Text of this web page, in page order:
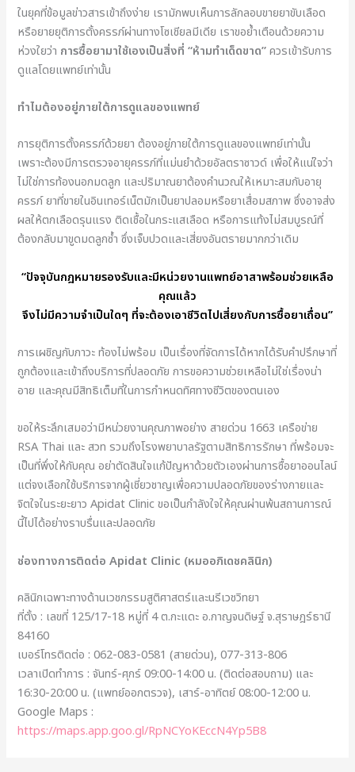
ในยุคที่ข้อมูลข่าวสารเข้าถึงง่าย เรามักพบเห็นการลักลอบขายยาขับเลือด
หรือยายยุติการตั้งครรภ์ผ่านทางโซเชียลมีเดีย เราขอย้ำเตือนด้วยความ
ห่วงใยว่า การซื้อยามาใช้เองเป็นสิ่งที่ “ห้ามทำเด็ดขาด”ควรเข้ารับการ
ดูแลโดยแพทย์เท่านั้น
ทำไมต้องอยู่ภายใต้การดูแลของแพทย์
การยุติการตั้งครรภ์ด้วยยา ต้องอยู่ภายใต้การดูแลของแพทย์เท่านั้น
เพราะต้องมีการตรวจอายุครรภ์ที่แม่นยำด้วยอัลตราซาวด์ เพื่อให้แน่ใจว่า
ไม่ใช่การท้องนอกมดลูก และปริมาณยาต้องคำนวณให้เหมาะสมกับอายุ
ครรภ์ ยาที่ขายในอินเทอร์เน็ตมักเป็นยาปลอมหรือยาเสื่อมสภาพ ซึ่งอาจส่ง
ผลให้ตกเลือดรุนแรง ติดเชื้อในกระแสเลือด หรือการแท้งไม่สมบูรณ์ที่
ต้องกลับมาขูดมดลูกซ้ำ ซึ่งเจ็บปวดและเสี่ยงอันตรายมากกว่าเดิม
“ปัจจุบันกฎหมายรองรับและมีหน่วยงานแพทย์อาสาพร้อมช่วยเหลือ
คุณแล้ว
จึงไม่มีความจำเป็นใดๆ ที่จะต้องเอาชีวิตไปเสี่ยงกับการซื้อยาเถื่อน”
การเผชิญกับภาวะ ท้องไม่พร้อม เป็นเรื่องที่จัดการได้หากได้รับคำปรึกษาที่
ถูกต้องและเข้าถึงบริการที่ปลอดภัย การขอความช่วยเหลือไม่ใช่เรื่องน่า
อาย และคุณมีสิทธิเต็มที่ในการกำหนดทิศทางชีวิตของตนเอง
ขอให้ระลึกเสมอว่ามีหน่วยงานคุณภาพอย่าง สายด่วน 1663 เครือข่าย
RSA Thai และ สวท รวมถึงโรงพยาบาลรัฐตามสิทธิการรักษา ที่พร้อมจะ
เป็นที่พึ่งให้กับคุณ อย่าตัดสินใจแก้ปัญหาด้วยตัวเองผ่านการซื้อยาออนไลน์
แต่จงเลือกใช้บริการจากผู้เชี่ยวชาญเพื่อความปลอดภัยของร่างกายและ
จิตใจในระยะยาว Apidat Clinic ขอเป็นกำลังใจให้คุณผ่านพ้นสถานการณ์
นี้ไปได้อย่างราบรื่นและปลอดภัย
ช่องทางการติดต่อ Apidat Clinic (หมออภิเดชคลินิก)
คลินิกเฉพาะทางด้านเวชกรรมสูติศาสตร์และนรีเวชวิทยา
ที่ตั้ง : เลขที่ 125/17-18 หมู่ที่ 4 ต.กะแดะ อ.กาญจนดิษฐ์ จ.สุราษฎร์ธานี
84160
เบอร์โทรติดต่อ : 062-083-0581 (สายด่วน), 077-313-806
เวลาเปิดทำการ : จันทร์-ศุกร์ 09:00-14:00 น. (ติดต่อสอบถาม) และ
16:30-20:00 น. (แพทย์ออกตรวจ), เสาร์-อาทิตย์ 08:00-12:00 น.
Google Maps :
https://maps.app.goo.gl/RpNCYoKEccN4Yp5B8